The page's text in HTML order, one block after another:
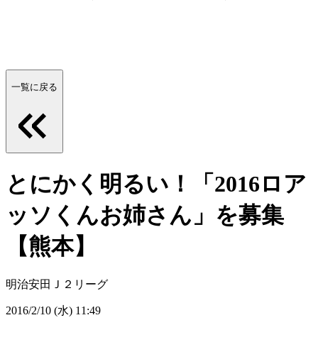
一覧に戻る
とにかく明るい！「2016ロア
ッソくんお姉さん」を募集
【熊本】
明治安田Ｊ２リーグ
2016/2/10 (水) 11:49